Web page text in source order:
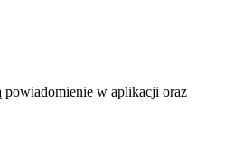
powiadomienie w aplikacji oraz